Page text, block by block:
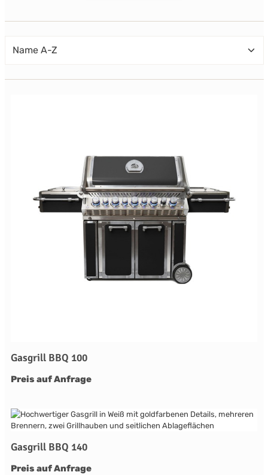
Gasgrill BBQ 100
Preis auf Anfrage
Gasgrill BBQ 140
Preis auf Anfrage